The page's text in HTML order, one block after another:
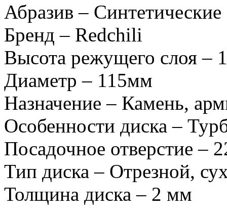
Абразив –
Бренд – Redchili
Высота режущего слоя –
Диаметр – 115мм
Назначение – Камень,
Особенности диска –
Посадочное отверстие –
Тип диска – Отрезной,
Толщина диска – 2 мм